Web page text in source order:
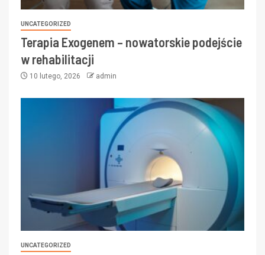
UNCATEGORIZED
Terapia Exogenem – nowatorskie podejście
w rehabilitacji
10 lutego, 2026 admin
UNCATEGORIZED